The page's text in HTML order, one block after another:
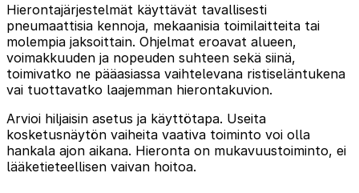
Hierontajärjestelmät käyttävät tavallisesti
pneumaattisia kennoja, mekaanisia toimilaitteita tai
molempia jaksoittain. Ohjelmat eroavat alueen,
voimakkuuden ja nopeuden suhteen sekä siinä,
toimivatko ne pääasiassa vaihtelevana ristiseläntukena
vai tuottavatko laajemman hierontakuvion.
Arvioi hiljaisin asetus ja käyttötapa. Useita
kosketusnäytön vaiheita vaativa toiminto voi olla
hankala ajon aikana. Hieronta on mukavuustoiminto, ei
lääketieteellisen vaivan hoitoa.